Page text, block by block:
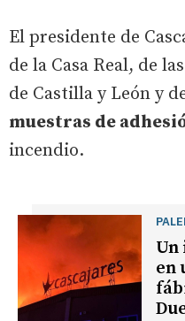
El presidente de
de la Casa Real, de
de Castilla y León y
muestras de
incendio.
Un
en